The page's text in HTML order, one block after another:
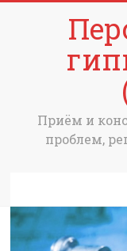
Приём и
проблем,